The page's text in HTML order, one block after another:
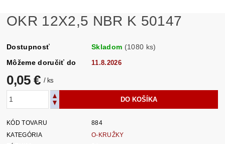
OKR 12X2,5 NBR K 50147
Dostupnosť Skladom (1080 ks)
Môžeme doručiť do
11.8.2026
0,05 € / ks
KÓD TOVARU
884
KATEGÓRIA
O-KRUŽKY